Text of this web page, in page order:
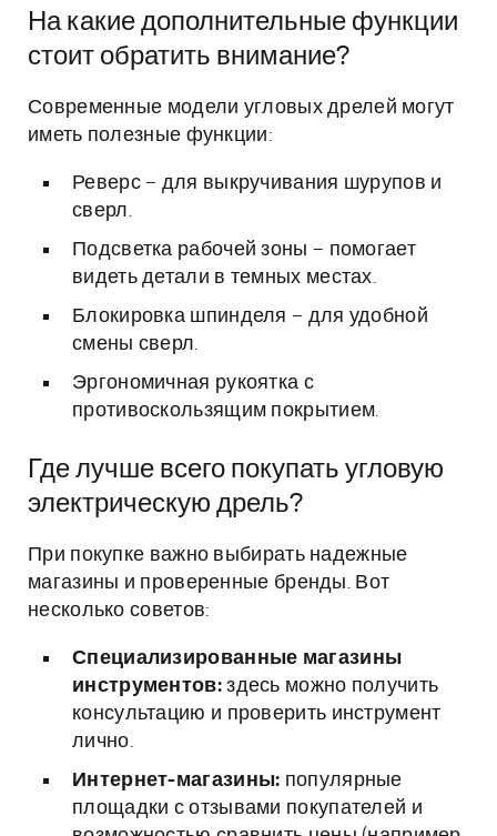
На какие дополнительные функции
стоит обратить внимание?
Современные модели угловых дрелей могут
иметь полезные функции:
Реверс – для выкручивания шурупов и
сверл.
Подсветка рабочей зоны – помогает
видеть детали в темных местах.
Блокировка шпинделя – для удобной
смены сверл.
Эргономичная рукоятка с
противоскользящим покрытием.
Где лучше всего покупать угловую
электрическую дрель?
При покупке важно выбирать надежные
магазины и проверенные бренды. Вот
несколько советов:
Специализированные магазины
инструментов:здесь можно получить
консультацию и проверить инструмент
лично.
Интернет-магазины: популярные
площадки с отзывами покупателей и